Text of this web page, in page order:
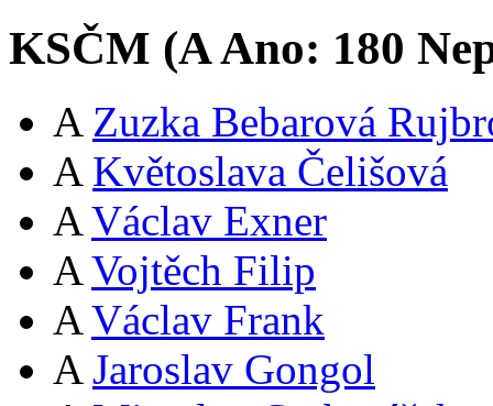
KSČM (AAno: 180
A Zuzka Bebarová
A Květoslava Čelišová
A Václav Exner
A Vojtěch Filip
A Václav Frank
A Jaroslav Gongol